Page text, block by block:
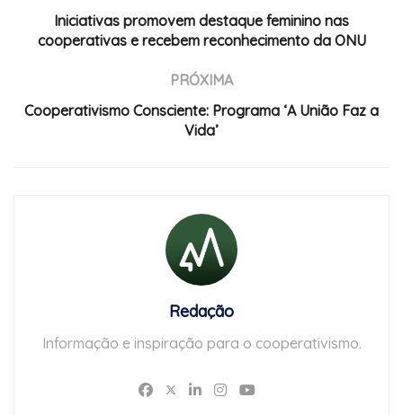
Iniciativas promovem destaque feminino nas
cooperativas e recebem reconhecimento da ONU
PRÓXIMA
Cooperativismo Consciente: Programa ‘A União Faz a
Vida’
Redação
Informação e inspiração para o cooperativismo.